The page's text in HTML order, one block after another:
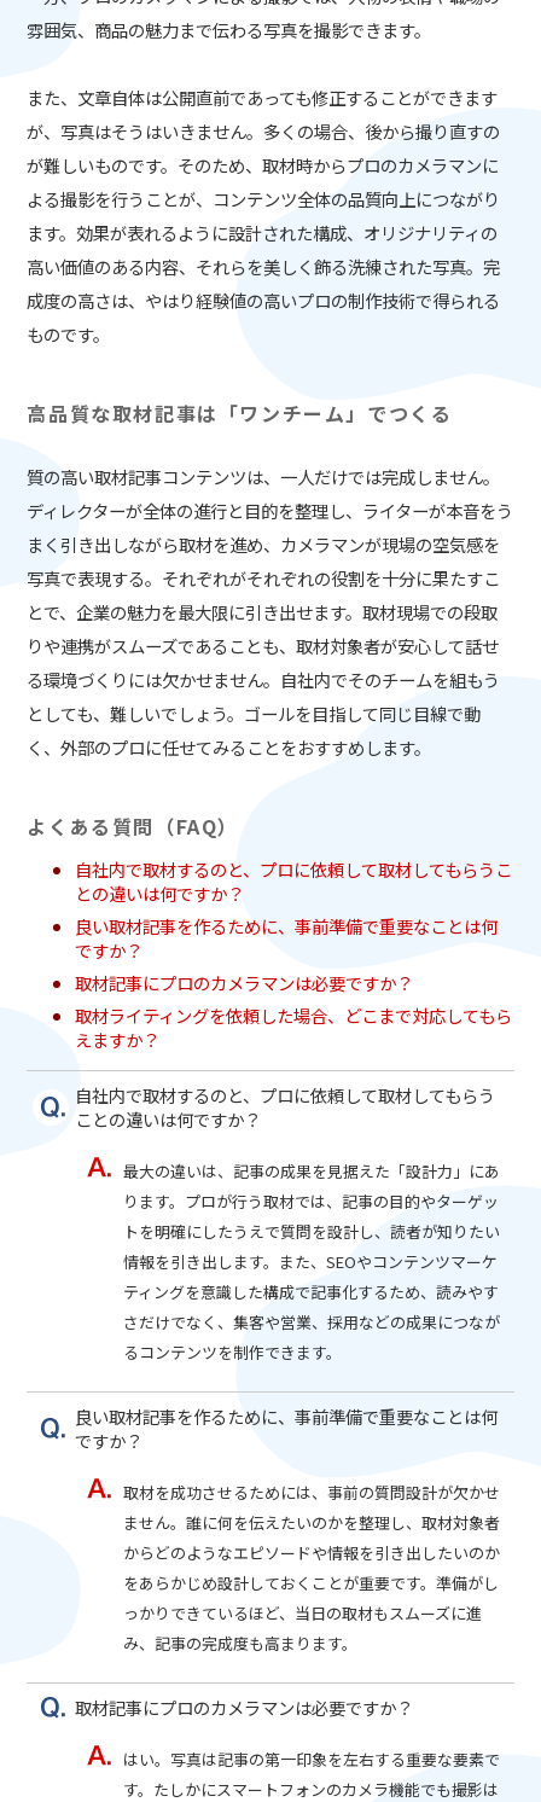
雰囲気、商品の魅力まで伝わる写真を撮影できます。
また、文章自体は公開直前であっても修正することができます
が、写真はそうはいきません。多くの場合、後から撮り直すの
が難しいものです。そのため、取材時からプロのカメラマンに
よる撮影を行うことが、コンテンツ全体の品質向上につながり
ます。効果が表れるように設計された構成、オリジナリティの
高い価値のある内容、それらを美しく飾る洗練された写真。完
成度の高さは、やはり経験値の高いプロの制作技術で得られる
ものです。
高品質な取材記事は「ワンチーム」でつくる
質の高い取材記事コンテンツは、一人だけでは完成しません。
ディレクターが全体の進行と目的を整理し、ライターが本音をう
まく引き出しながら取材を進め、カメラマンが現場の空気感を
写真で表現する。それぞれがそれぞれの役割を十分に果たすこ
とで、企業の魅力を最大限に引き出せます。取材現場での段取
りや連携がスムーズであることも、取材対象者が安心して話せ
る環境づくりには欠かせません。自社内でそのチームを組もう
としても、難しいでしょう。ゴールを目指して同じ目線で動
く、外部のプロに任せてみることをおすすめします。
よくある質問（FAQ）
自社内で取材するのと、プロに依頼して取材してもらうこ
との違いは何ですか？
良い取材記事を作るために、事前準備で重要なことは何
ですか？
取材記事にプロのカメラマンは必要ですか？
取材ライティングを依頼した場合、どこまで対応してもら
えますか？
自社内で取材するのと、プロに依頼して取材してもらう
ことの違いは何ですか？
最大の違いは、記事の成果を見据えた「設計力」にあ
ります。プロが行う取材では、記事の目的やターゲッ
トを明確にしたうえで質問を設計し、読者が知りたい
情報を引き出します。また、SEOやコンテンツマーケ
ティングを意識した構成で記事化するため、読みやす
さだけでなく、集客や営業、採用などの成果につなが
るコンテンツを制作できます。
良い取材記事を作るために、事前準備で重要なことは何
ですか？
取材を成功させるためには、事前の質問設計が欠かせ
ません。誰に何を伝えたいのかを整理し、取材対象者
からどのようなエピソードや情報を引き出したいのか
をあらかじめ設計しておくことが重要です。準備がし
っかりできているほど、当日の取材もスムーズに進
み、記事の完成度も高まります。
取材記事にプロのカメラマンは必要ですか？
はい。写真は記事の第一印象を左右する重要な要素で
す。たしかにスマートフォンのカメラ機能でも撮影は